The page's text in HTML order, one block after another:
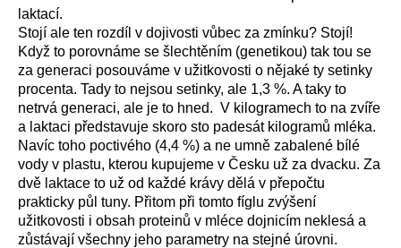
laktací.
Stojí ale ten rozdíl v dojivosti vůbec za zmínku? Stojí!
Když to porovnáme se šlechtěním (genetikou) tak tou se
za generaci posouváme v užitkovosti o nějaké ty setinky
procenta. Tady to nejsou setinky, ale 1,3 %. A taky to
netrvá generaci, ale je to hned. V kilogramech to na zvíře
a laktaci představuje skoro sto padesát kilogramů mléka.
Navíc toho poctivého (4,4 %) a ne umně zabalené bílé
vody v plastu, kterou kupujeme v Česku už za dvacku. Za
dvě laktace to už od každé krávy dělá v přepočtu
prakticky půl tuny. Přitom při tomto fíglu zvýšení
užitkovosti i obsah proteinů v mléce dojnicím neklesá a
zůstávají všechny jeho parametry na stejné úrovni.